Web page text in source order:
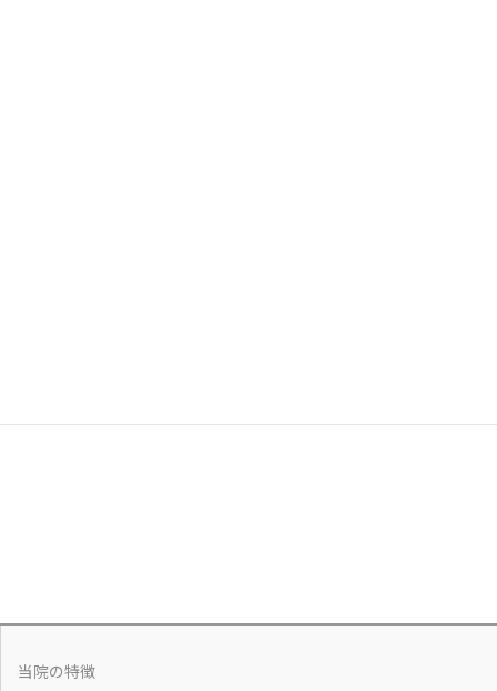
当院の特徴